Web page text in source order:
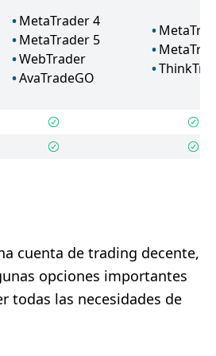
MetaTrader 4
MetaTrader 5
WebTrader
AvaTradeGO
cuenta de trading decente,
opciones importantes
todas las necesidades de